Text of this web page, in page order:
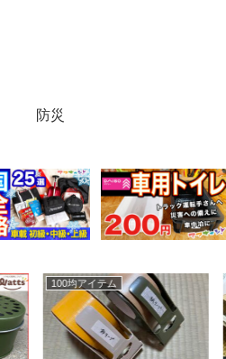
防災
100均アイテム 100均